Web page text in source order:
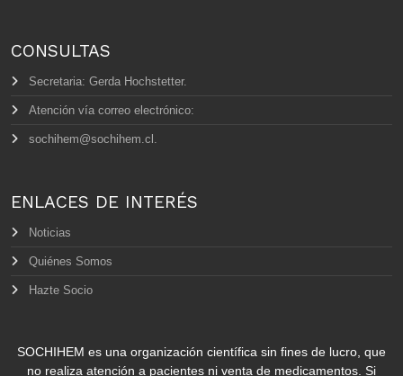
CONSULTAS
Secretaria: Gerda Hochstetter.
Atención vía correo electrónico:
sochihem@sochihem.cl.
ENLACES DE INTERÉS
Noticias
Quiénes Somos
Hazte Socio
SOCHIHEM es una organización científica sin fines de lucro, que
no realiza atención a pacientes ni venta de medicamentos. Si